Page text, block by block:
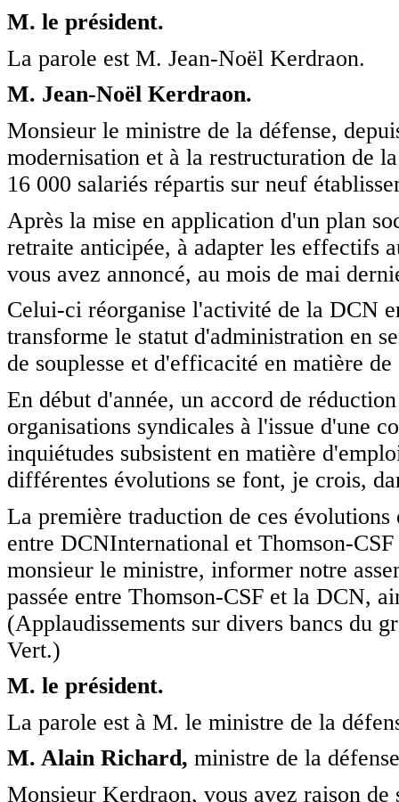
M. le président.
La parole est M. Jean-Noël Kerdraon.
M. Jean-Noël Kerdraon.
Monsieur le ministre de la défense,
modernisation et à la restructuration de
16 000 salariés répartis sur neuf
Après la mise en application d'un plan
retraite anticipée, à adapter les effectifs
vous avez annoncé, au mois de mai
Celui-ci réorganise l'activité de la DCN
transforme le statut d'administration en
de souplesse et d'efficacité en matière
En début d'année, un accord de
organisations syndicales à l'issue d'une
inquiétudes subsistent en matière
différentes évolutions se font, je crois,
La première traduction de ces évolutions
entre DCNInternational et Thomson-
monsieur le ministre, informer notre
passée entre Thomson-CSF et la DCN,
(Applaudissements sur divers bancs du
Vert.)
M. le président.
La parole est à M. le ministre de la
M. Alain Richard, ministre de la
Monsieur Kerdraon, vous avez raison